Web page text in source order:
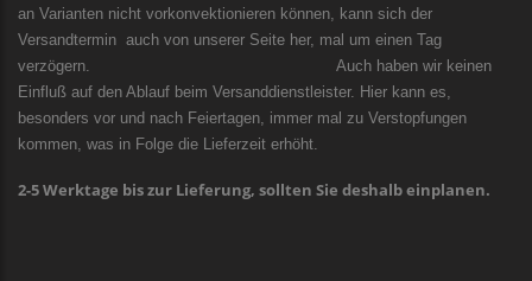
an Varianten nicht vorkonvektionieren können, kann sich der
Versandtermin auch von unserer Seite her, mal um einen Tag
verzögern. Auch haben wir keinen
Einfluß auf den Ablauf beim Versanddienstleister. Hier kann es,
besonders vor und nach Feiertagen, immer mal zu Verstopfungen
kommen, was in Folge die Lieferzeit erhöht.
2-5 Werktage bis zur Lieferung, sollten Sie deshalb einplanen.